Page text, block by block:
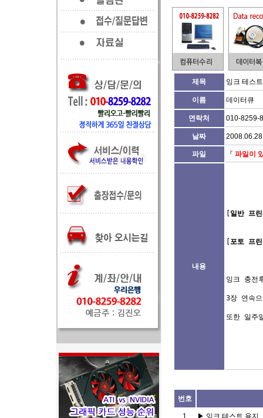
제목 잉크 테스
이름 데이터큐
연락처 010-8259-
날짜
파일 『 파일이
내용
일반 프
포토 프
잉크 충전
3장 연속
또한 일주
번호
1 ▶ 잉크 테스트 용지